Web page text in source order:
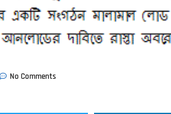
No Comments